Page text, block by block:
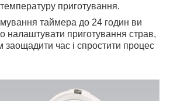
приготування.
таймера до 24 годин ви
налаштувати приготування страв,
заощадити час і спростити процес